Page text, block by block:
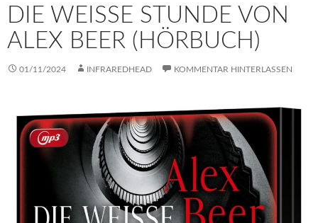
DIE WEISSE STUNDE VON A
LEX BEER (HÖRBUCH)
01/11/2024 INFRAREDHEAD KOMMENTAR HINTERLASSEN